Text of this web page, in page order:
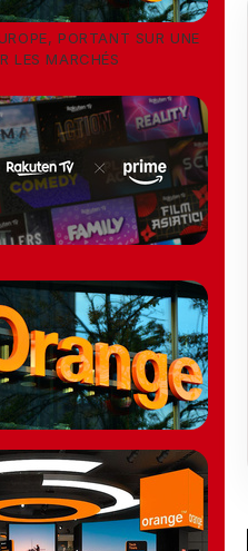
PORTANT SUR UNE
LES MARCHÉS